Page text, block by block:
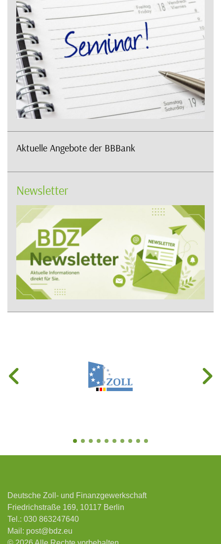
Aktuelle Angebote der BBBank
Newsletter
Deutsche Zoll- und Finanzgewerkschaft
Friedrichstraße 169, 10117 Berlin
Tel.: 030 863247640
Mail: post@bdz.eu